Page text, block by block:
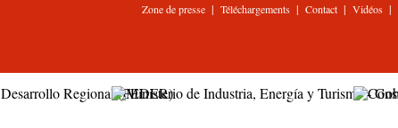
Zone de presse | Téléchargements | Contact | Vidéos |